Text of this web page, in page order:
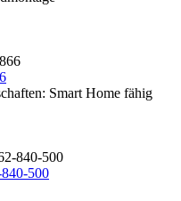
Smart Home fähig
500